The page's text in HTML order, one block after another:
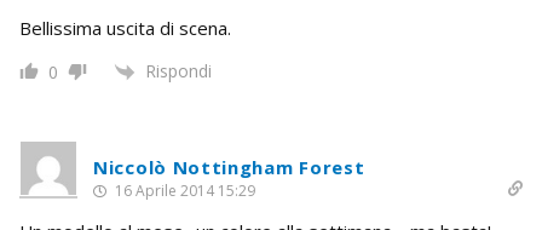
Bellissima uscita di scena.
0 Rispondi
Niccolò Nottingham Forest
16 Aprile 2014 15:29